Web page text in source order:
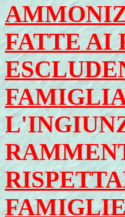
FATTE AI